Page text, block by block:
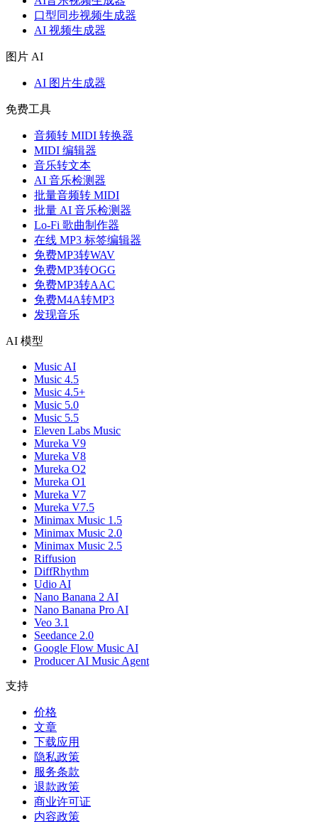
口型同步视频生成器
AI 视频生成器
图片 AI
AI 图片生成器
免费工具
音频转 MIDI 转换器
MIDI 编辑器
音乐转文本
AI 音乐检测器
批量音频转 MIDI
批量 AI 音乐检测器
Lo-Fi 歌曲制作器
在线 MP3 标签编辑器
免费MP3转WAV
免费MP3转OGG
免费MP3转AAC
免费M4A转MP3
发现音乐
AI 模型
Music AI
Music 4.5
Music 4.5+
Music 5.0
Music 5.5
Eleven Labs Music
Mureka V9
Mureka V8
Mureka O2
Mureka O1
Mureka V7
Mureka V7.5
Minimax Music 1.5
Minimax Music 2.0
Minimax Music 2.5
Riffusion
DiffRhythm
Udio AI
Nano Banana 2 AI
Nano Banana Pro AI
Veo 3.1
Seedance 2.0
Google Flow Music AI
Producer AI Music Agent
支持
价格
文章
下载应用
隐私政策
服务条款
退款政策
商业许可证
内容政策